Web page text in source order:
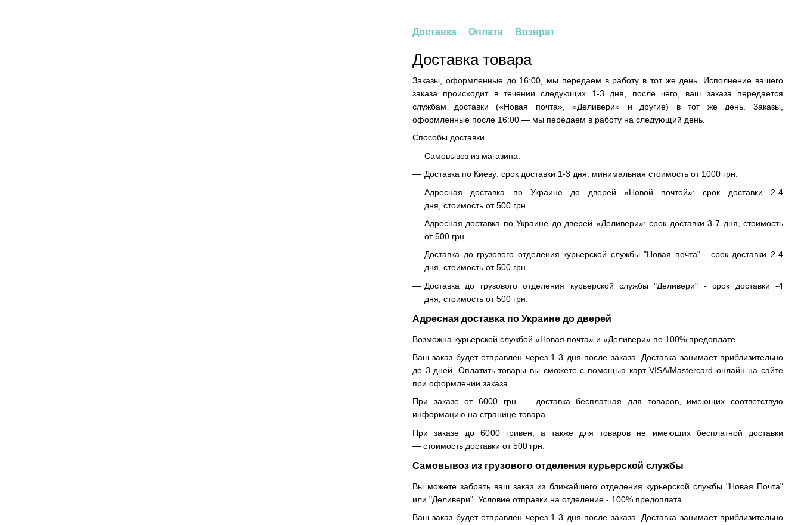
Доставка Оплата Возврат
Доставка товара
Заказы, оформленные до 16:00, мы передаем в работу в тот же день. Исполнение вашего
заказа происходит в течении следующих 1-3 дня, после чего, ваш заказа передается
службам доставки («Новая почта», «Деливери» и другие) в тот же день. Заказы,
оформленные после 16:00 — мы передаем в работу на следующий день.
Способы доставки
Самовывоз из магазина.
Доставка по Киеву: срок доставки 1-3 дня, минимальная стоимость от 1000 грн.
Адресная доставка по Украине до дверей «Новой почтой»: срок доставки 2-4
дня, стоимость от 500 грн.
Адресная доставка по Украине до дверей «Деливери»: срок доставки 3-7 дня, стоимость
от 500 грн.
Доставка до грузового отделения курьерской службы "Новая почта" - срок доставки 2-4
дня, стоимость от 500 грн.
Доставка до грузового отделения курьерской службы "Деливери" - срок доставки -4
дня, стоимость от 500 грн.
Адресная доставка по Украине до дверей
Возможна курьерской службой «Новая почта» и «Деливери» по 100% предоплате.
Ваш заказ будет отправлен через 1-3 дня после заказа. Доставка занимает приблизительно
до 3 дней. Оплатить товары вы сможете с помощью карт VISA/Mastercard онлайн на сайте
при оформлении заказа.
При заказе от 6000 грн — доставка бесплатная для товаров, имеющих соответствую
информацию на странице товара.
При заказе до 6000 гривен, а также для товаров не имеющих бесплатной доставки
— стоимость доставки от 500 грн.
Самовывоз из грузового отделения курьерской службы
Вы можете забрать ваш заказ из ближайшего отделения курьерской службы "Новая Почта"
или "Деливери". Условие отправки на отделение - 100% предоплата.
Ваш заказ будет отправлен через 1-3 дня после заказа. Доставка занимает приблизительно